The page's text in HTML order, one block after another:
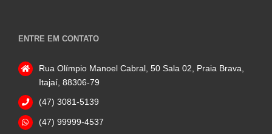
ENTRE EM CONTATO
Rua Olímpio Manoel Cabral, 50 Sala 02, Praia Brava,
Itajaí, 88306-79
(47) 3081-5139
(47) 99999-4537